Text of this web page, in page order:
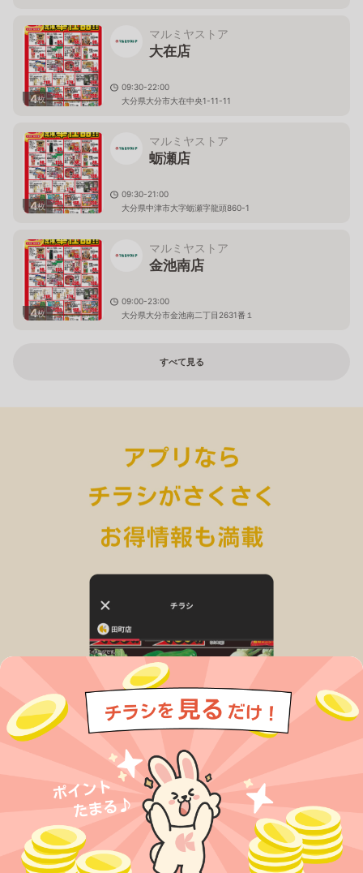
4枚
マルミヤストア
大在店
09:30-22:00
大分県大分市大在中央1-11-11
4枚
マルミヤストア
蛎瀬店
09:30-21:00
大分県中津市大字蛎瀬字龍頭860-1
4枚
マルミヤストア
金池南店
09:00-23:00
大分県大分市金池南二丁目2631番１
すべて見る